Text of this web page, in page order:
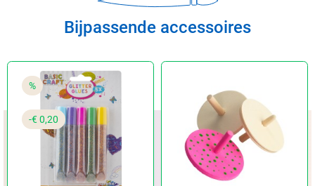
Bijpassende accessoires
%
-€ 0,20